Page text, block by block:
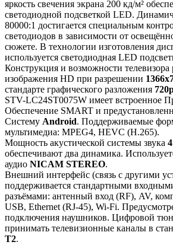
яркость свечения экрана 200 кд/м²
светодиодной подсветкой LED.
80000:1 достигается специальным
светодиодов в зависимости от
сюжете. В технологии изготовления
используется светодиодная LED
Конструкция и возможности телевизора
изображения HD при разрешении
стандарте графического разложения
STV-LC24ST0075W имеет встроенное
Обеспечение SMART и
Систему Android. Поддерживаемые
мультимедиа: MPEG4, HEVC (H.265).
Мощность акустической системы звука
обеспечивают два динамика.
аудио NICAM STEREO.
Внешний интерфейс (связь с другими
поддерживается стандартными
разъёмами: антенный вход (RF), AV,
USB, Ethernet (RJ-45), Wi-Fi.
подключения наушников. Цифровой
принимать телевизионные каналы в
T2.